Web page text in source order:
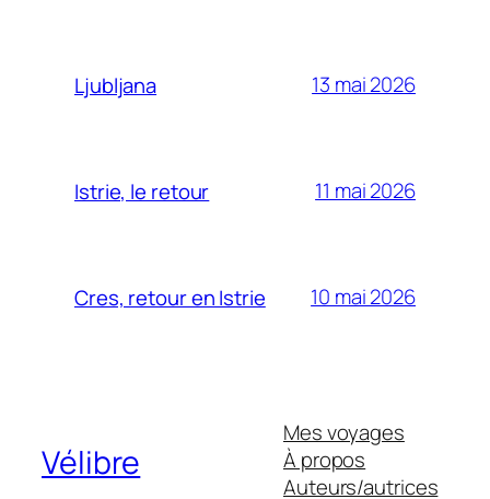
Ljubljana 13 mai 2026
Istrie, le retour 11 mai 2026
Cres, retour en Istrie 10 mai 2026
Vélibre
Mes voyages
À propos
Auteurs/autrices